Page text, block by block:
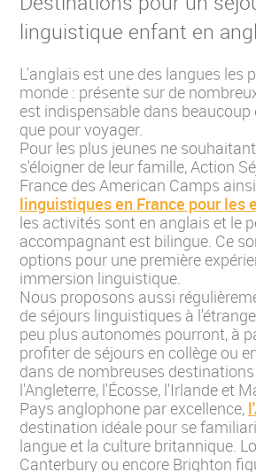
linguistique enfant en
L'anglais est une des langues les
monde : présente sur de
est indispensable dans beaucoup
que pour voyager.
Pour les plus jeunes ne
s'éloigner de leur famille, Action
France des American Camps
linguistiques en France pour les
les activités sont en anglais et le
accompagnant est bilingue. Ce
options pour une première
immersion linguistique.
Nous proposons aussi
de séjours linguistiques à
peu plus autonomes pourront, à
profiter de séjours en collège ou
dans de nombreuses
l'Angleterre, l'Écosse, l'Irlande et
Pays anglophone par excellence,
destination idéale pour se
langue et la culture britannique.
Canterbury ou encore Brighton